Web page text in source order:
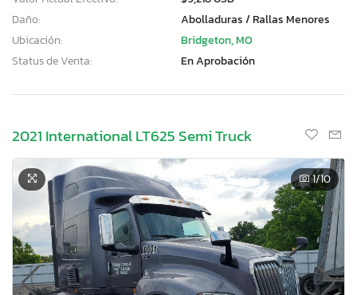
Daño:
Abolladuras / Rallas Menores
Ubicación:
Bridgeton, MO
Status de Venta:
En Aprobación
2021 International LT625 Semi Truck
1/10